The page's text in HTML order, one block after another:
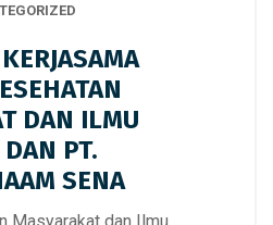
DAN ILMU
PT.
SENA